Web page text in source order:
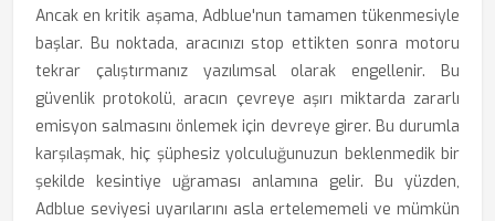
Ancak en kritik aşama, Adblue'nun tamamen tükenmesiyle
başlar. Bu noktada, aracınızı stop ettikten sonra motoru
tekrar çalıştırmanız yazılımsal olarak engellenir. Bu
güvenlik protokolü, aracın çevreye aşırı miktarda zararlı
emisyon salmasını önlemek için devreye girer. Bu durumla
karşılaşmak, hiç şüphesiz yolculuğunuzun beklenmedik bir
şekilde kesintiye uğraması anlamına gelir. Bu yüzden,
Adblue seviyesi uyarılarını asla ertelememeli ve mümkün